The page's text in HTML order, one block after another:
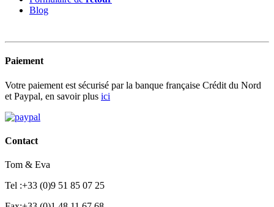
Blog
Paiement
Votre paiement est sécurisé par la banque française Crédit du Nord
et Paypal, en savoir plus ici
Contact
Tom & Eva
Tel :+33 (0)9 51 85 07 25